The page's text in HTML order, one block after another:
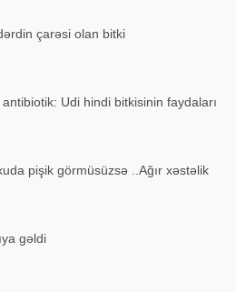
çarəsi olan bitki
Udi hindi bitkisinin faydaları
pişik görmüsüzsə ..Ağır xəstəlik
gəldi